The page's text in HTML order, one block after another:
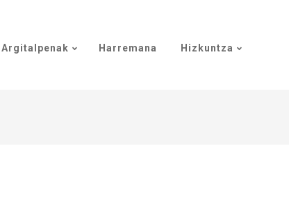
Argitalpenak Harremana Hizkuntza